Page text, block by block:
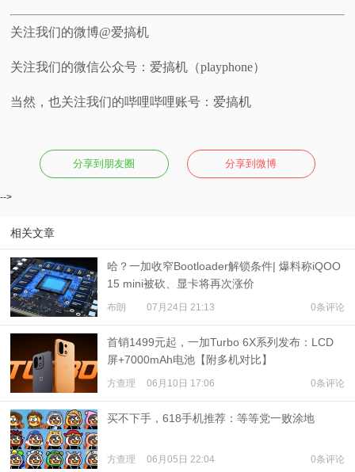
关注我们的微博@爱搞机
关注我们的微信公众号：爱搞机（playphone）
当然，也关注我们的哔哩哔哩账号：爱搞机
分享到朋友圈 分享到微博
-->
相关文章
哈？一加收窄Bootloader解锁条件| 爆料称iQOO
15 mini被砍、显卡将再次涨价
布朗 07月24日 21:13 0条评论
首销1499元起，一加Turbo 6X系列发布：LCD
屏+7000mAh电池【附多机对比】
方查理 06月10日 17:06 0条评论
买不下手，618手机推荐：等等党一败涂地
方查理 06月05日 22:04 0条评论